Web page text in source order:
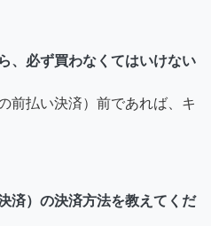
、必ず買わなくてはいけない
前払い決済）前であれば、キ
済）の決済方法を教えてくだ